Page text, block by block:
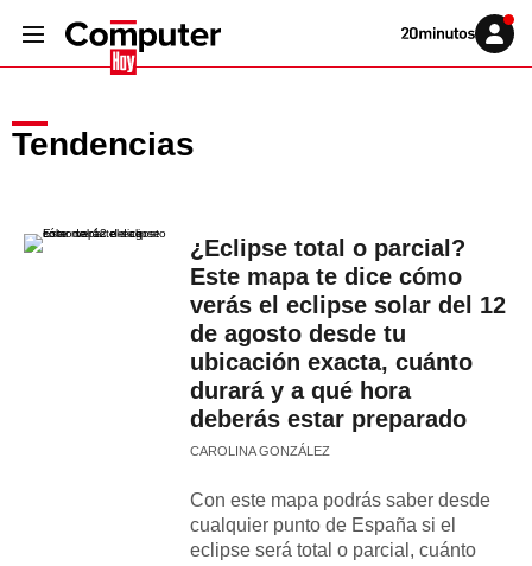
Volver
Iniciar
sesión
Tendencias
¿Eclipse total o parcial?
Este mapa te dice cómo
verás el eclipse solar del 12
de agosto desde tu
ubicación exacta, cuánto
durará y a qué hora
deberás estar preparado
CAROLINA GONZÁLEZ
Con este mapa podrás saber desde
cualquier punto de España si el
eclipse será total o parcial, cuánto